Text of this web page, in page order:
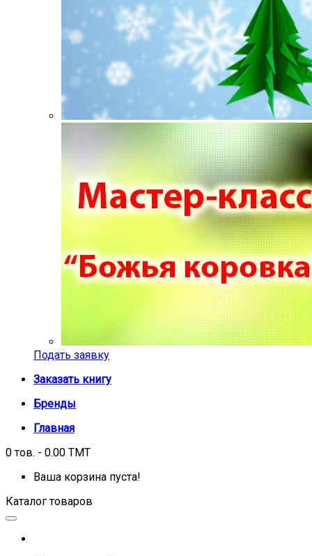
Подать заявку
Заказать книгу
Бренды
Главная
0 тов. - 0.00 TMT
Ваша корзина пуста!
Каталог товаров